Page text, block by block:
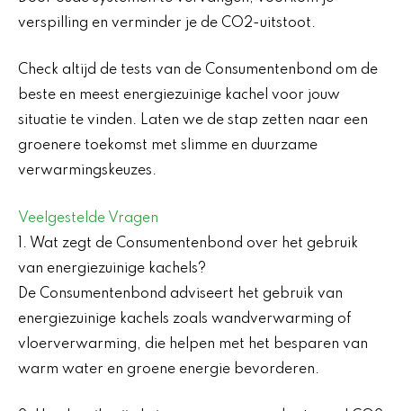
verspilling en verminder je de CO2-uitstoot.
Check altijd de tests van de Consumentenbond om de
beste en meest energiezuinige kachel voor jouw
situatie te vinden. Laten we de stap zetten naar een
groenere toekomst met slimme en duurzame
verwarmingskeuzes.
Veelgestelde Vragen
1. Wat zegt de Consumentenbond over het gebruik
van energiezuinige kachels?
De Consumentenbond adviseert het gebruik van
energiezuinige kachels zoals wandverwarming of
vloerverwarming, die helpen met het besparen van
warm water en groene energie bevorderen.